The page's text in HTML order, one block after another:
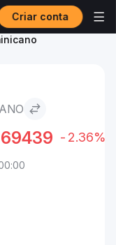
Criar conta
to Peso
-2.36%